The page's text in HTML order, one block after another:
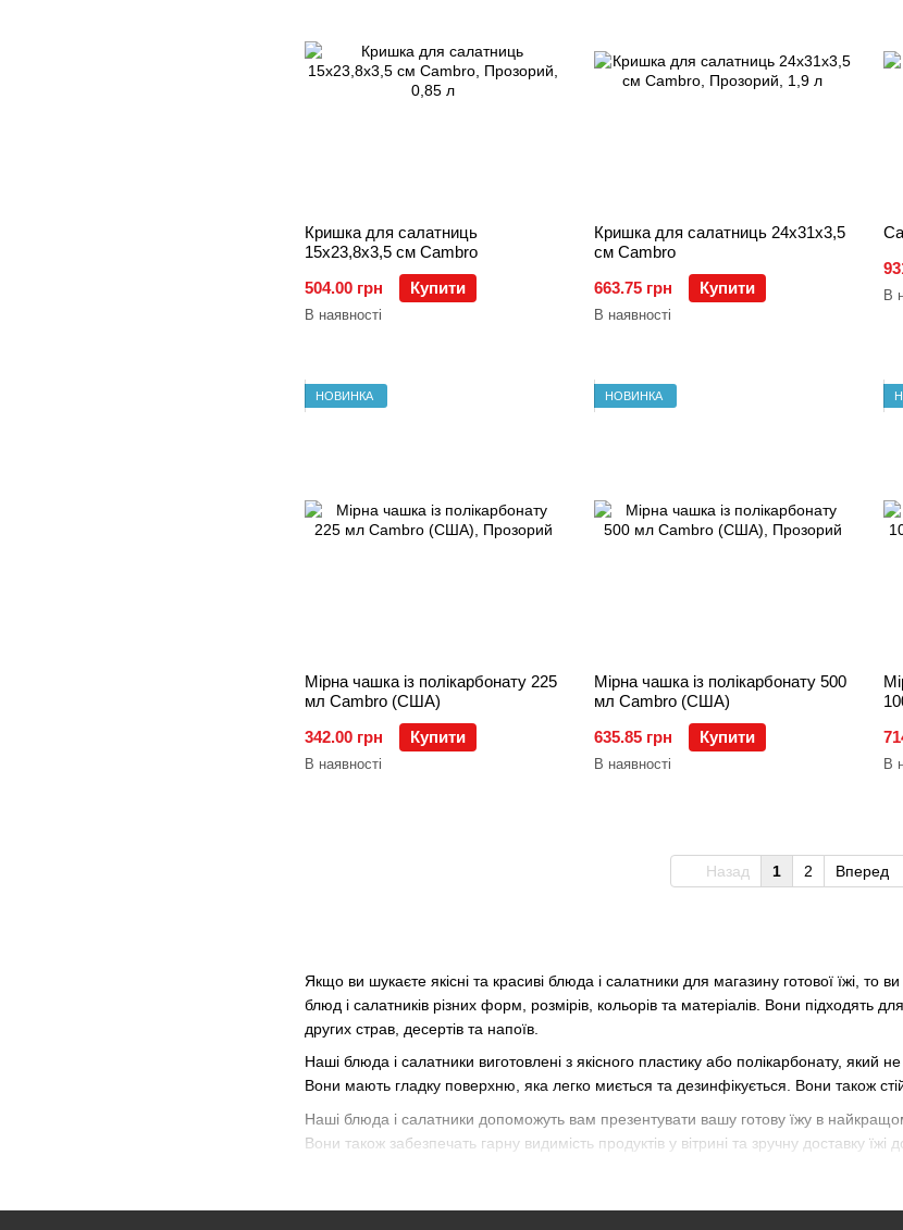
Якщо ви шукаєте якісні та красиві блюда і салатники для магазину готової їжі,
блюд і салатників різних форм, розмірів, кольорів та матеріалів. Вони підходять
других страв, десертів та напоїв.
Наші блюда і салатники виготовлені з якісного пластику або полікарбонату,
Вони мають гладку поверхню, яка легко миється та дезинфікується. Вони також
Наші блюда і салатники допоможуть вам презентувати вашу готову їжу в
Вони також забезпечать гарну видимість продуктів у вітрині та зручну доставку їжі
Кришка для салатниць
15х23,8х3,5 см Cambro
504.00 грн
Купити
В наявності
Кришка для салатниць 24х31х3,5
см Cambro
663.75 грн
Купити
В наявності
В
НОВИНКА
Мірна чашка із полікарбонату 225
мл Cambro (США)
342.00 грн
Купити
В наявності
НОВИНКА
Мірна чашка із полікарбонату 500
мл Cambro (США)
635.85 грн
Купити
В наявності В
Назад 1 2 Вперед